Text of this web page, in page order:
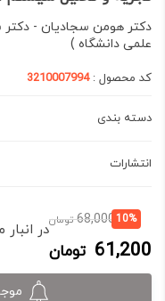
دکتر هومن سجادیان -
علمی دانشگاه )
کد محصول :3210007994
دسته بندی
انتشارات
10%
68,000 تومانقیمت
اصلی:
61,200 تومان
قیمت
فعلی:
61,200 تومان.
در